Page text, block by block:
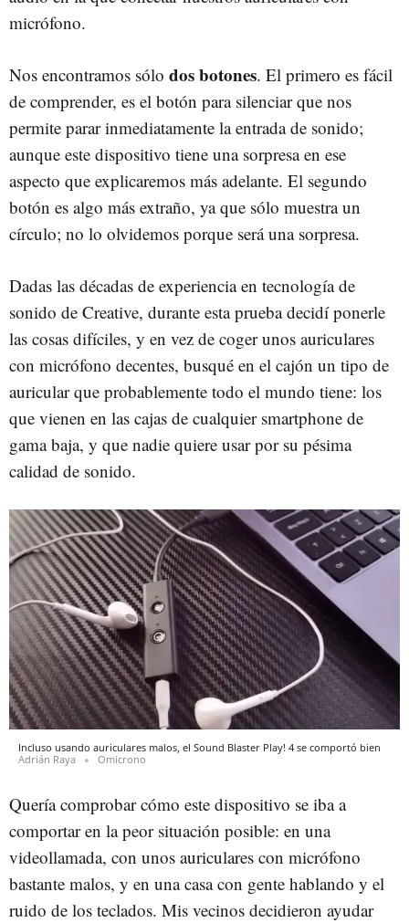
micrófono.
Nos encontramos sólo dos botones. El primero es fácil
de comprender, es el botón para silenciar que nos
permite parar inmediatamente la entrada de sonido;
aunque este dispositivo tiene una sorpresa en ese
aspecto que explicaremos más adelante. El segundo
botón es algo más extraño, ya que sólo muestra un
círculo; no lo olvidemos porque será una sorpresa.
Dadas las décadas de experiencia en tecnología de
sonido de Creative, durante esta prueba decidí ponerle
las cosas difíciles, y en vez de coger unos auriculares
con micrófono decentes, busqué en el cajón un tipo de
auricular que probablemente todo el mundo tiene: los
que vienen en las cajas de cualquier smartphone de
gama baja, y que nadie quiere usar por su pésima
calidad de sonido.
Incluso usando auriculares malos, el Sound Blaster Play! 4 se comportó bien
Adrián Raya
Omicrono
Quería comprobar cómo este dispositivo se iba a
comportar en la peor situación posible: en una
videollamada, con unos auriculares con micrófono
bastante malos, y en una casa con gente hablando y el
ruido de los teclados. Mis vecinos decidieron ayudar